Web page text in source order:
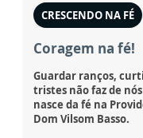
CRESCENDO NA FÉ
Coragem na fé!
Guardar ranços,
tristes não faz de
nasce da fé na
Dom Vilsom Basso.